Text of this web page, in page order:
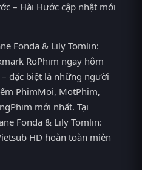
– Hài Hước cập nhật mới
Fonda & Lily Tomlin:
RoPhim ngay hôm
đặc biệt là những người
PhimMoi, MotPhim,
mới nhất. Tại
Fonda & Lily Tomlin:
HD hoàn toàn miễn